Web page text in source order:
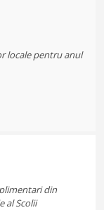
locale pentru anul
din
al Scolii